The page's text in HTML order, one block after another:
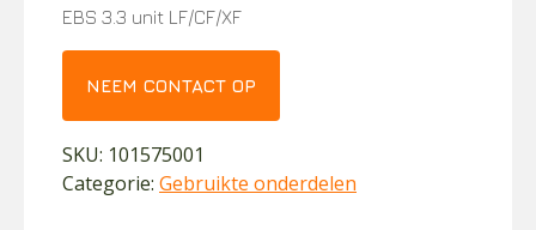
EBS 3.3 unit LF/CF/XF
NEEM CONTACT OP
SKU: 101575001
Categorie: Gebruikte onderdelen